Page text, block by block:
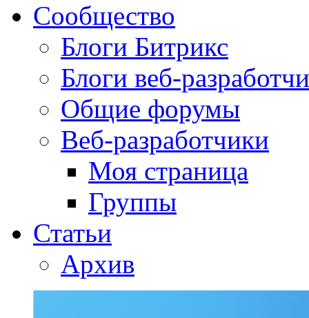
Сообщество
Блоги Битрикс
Блоги веб-
Общие форумы
Веб-разработчики
Моя страница
Группы
Статьи
Архив